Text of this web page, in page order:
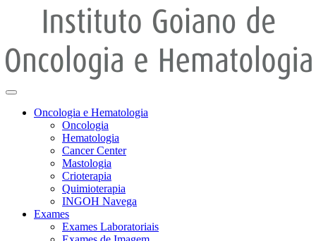
Oncologia e Hematologia
Oncologia
Hematologia
Cancer Center
Mastologia
Crioterapia
Quimioterapia
INGOH Navega
Exames
Exames Laboratoriais